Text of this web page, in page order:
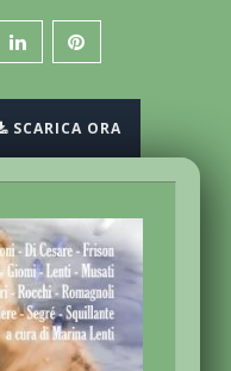
SCARICA ORA